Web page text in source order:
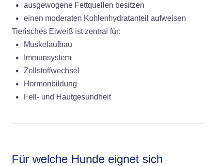
ausgewogene Fettquellen besitzen
einen moderaten Kohlenhydratanteil aufweisen
Tierisches Eiweiß ist zentral für:
Muskelaufbau
Immunsystem
Zellstoffwechsel
Hormonbildung
Fell- und Hautgesundheit
Für welche Hunde eignet sich